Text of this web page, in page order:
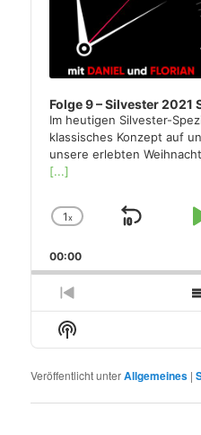
Folge 9 – Silvester 2021
Im heutigen Silvester-
klassisches Konzept auf
unsere erlebten
[...]
Change
Rate
1x
Skip
00:00
Previous
Episode
Show
Podcast
Veröffentlicht unterAllgemeines |